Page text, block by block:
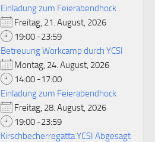
Einladung zum Feierabendhock
Freitag, 21. August, 2026
19:00 -23:59
Betreuung Workcamp durch YCSI
Montag, 24. August, 2026
14:00 -17:00
Einladung zum Feierabendhock
Freitag, 28. August, 2026
19:00 -23:59
Kirschbecherregatta YCSI Abgesagt